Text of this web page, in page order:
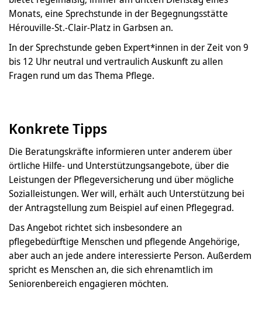
Monats, eine Sprechstunde in der Begegnungsstätte
Hérouville-St.-Clair-Platz in Garbsen an.
In der Sprechstunde geben Expert*innen in der Zeit von 9
bis 12 Uhr neutral und vertraulich Auskunft zu allen
Fragen rund um das Thema Pflege.
Konkrete Tipps
Die Beratungskräfte informieren unter anderem über
örtliche Hilfe- und Unterstützungsangebote, über die
Leistungen der Pflegeversicherung und über mögliche
Sozialleistungen. Wer will, erhält auch Unterstützung bei
der Antragstellung zum Beispiel auf einen Pflegegrad.
Das Angebot richtet sich insbesondere an
pflegebedürftige Menschen und pflegende Angehörige,
aber auch an jede andere interessierte Person. Außerdem
spricht es Menschen an, die sich ehrenamtlich im
Seniorenbereich engagieren möchten.